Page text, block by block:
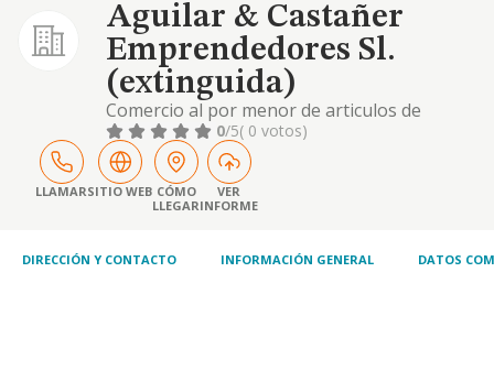
Aguilar & Castañer
Emprendedores Sl.
(extinguida)
Comercio al por menor de articulos de
perfumeria, higiene y belleza personal
0/5( 0 votos)
LLAMARSITIO WEB CÓMO
LLEGAR
VER
INFORME
DIRECCIÓN Y CONTACTO INFORMACIÓN GENERAL DATOS